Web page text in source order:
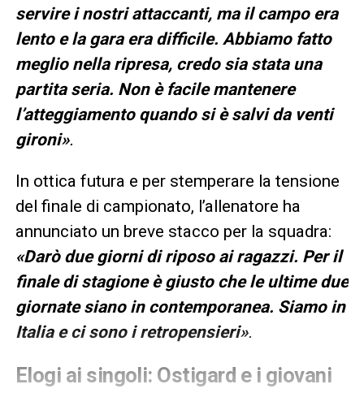
servire i nostri attaccanti, ma il campo era
lento e la gara era difficile. Abbiamo fatto
meglio nella ripresa, credo sia stata una
partita seria. Non è facile mantenere
l’atteggiamento quando si è salvi da venti
gironi».
In ottica futura e per stemperare la tensione
del finale di campionato, l’allenatore ha
annunciato un breve stacco per la squadra:
«Darò due giorni di riposo ai ragazzi. Per il
finale di stagione è giusto che le ultime due
giornate siano in contemporanea. Siamo in
Italia e ci sono i retropensieri».
Elogi ai singoli: Ostigard e i giovani